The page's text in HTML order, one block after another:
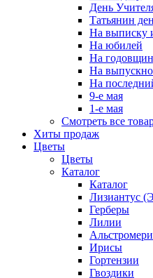
День
Татьянин
На выписку
На юбилей
На
На
На
9-е мая
1-е мая
Смотреть все
Хиты продаж
Цветы
Цветы
Каталог
Каталог
Лизиантус
Герберы
Лилии
Ирисы
Гортензии
Гвоздики